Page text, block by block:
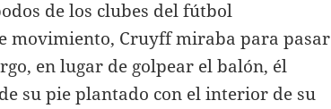
de los clubes del fútbol
movimiento, Cruyff miraba para pasar
en lugar de golpear el balón, él
su pie plantado con el interior de su